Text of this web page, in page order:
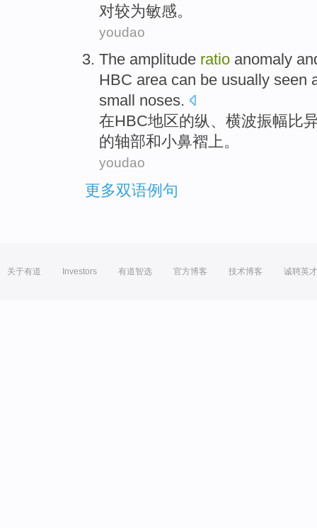
对较为敏感。
youdao
The amplitude ratio anomaly
HBC areacan be usually seen
small
noses.
在HBC地区的纵、横波振幅比
的轴部和小鼻褶上。
youdao
更多双语例句
关于有道 Investors 有道智选 官方博客 技术博客 诚聘英才